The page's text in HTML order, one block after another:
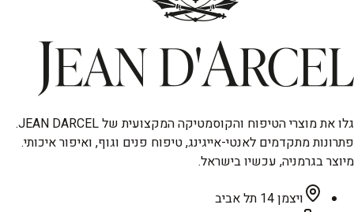
גלו את מוצרי הטיפוח והקוסמטיקה המקצועית של JEAN DARCEL.
פתרונות מתקדמים לאנטי-אייגינג, טיפוח פנים וגוף, ואיפור איכותי.
מיוצר בגרמניה, עכשיו בישראל.
ויצמן 14 תל אביב